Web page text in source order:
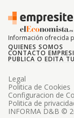
Información ofrecida
QUIENES SOMOS
CONTACTO
PUBLICA O EDITA
INFORMA D&B ©
Legal
Politica de Cookies
Configuracion de
Politica de